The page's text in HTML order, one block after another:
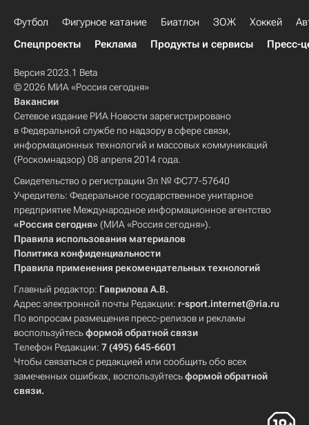
Футбол Фигурное катание Биатлон ЗОЖ Хоккей
Спецпроекты
Реклама Продукты и сервисы Пресс-
Версия 2023.1 Beta
© 2026 МИА «Россия сегодня»
Вакансии
Сетевое издание РИА Новости зарегистрировано
в Федеральной службе по надзору в сфере связи,
информационных технологий и массовых коммуникаций
(Роскомнадзор) 08 апреля 2014 года.
Свидетельство о регистрации Эл № ФС77-57640
Учредитель: Федеральное государственное унитарное
предприятие Международное информационное агентство
«Россия сегодня» (МИА «Россия сегодня»).
Правила использования материалов
Политика конфиденциальности
Правила применения рекомендательных технологий
Главный редактор: Гаврилова А.В.
Адрес электронной почты Редакции: r-sport.internet@ria.ru
По вопросам размещения пресс-релизов и рекламы
воспользуйтесьформой обратной связи
Телефон Редакции: 7 (495) 645-6601
Чтобы связаться с редакцией или сообщить обо всех
замеченных ошибках, воспользуйтесьформой обратной
связи.